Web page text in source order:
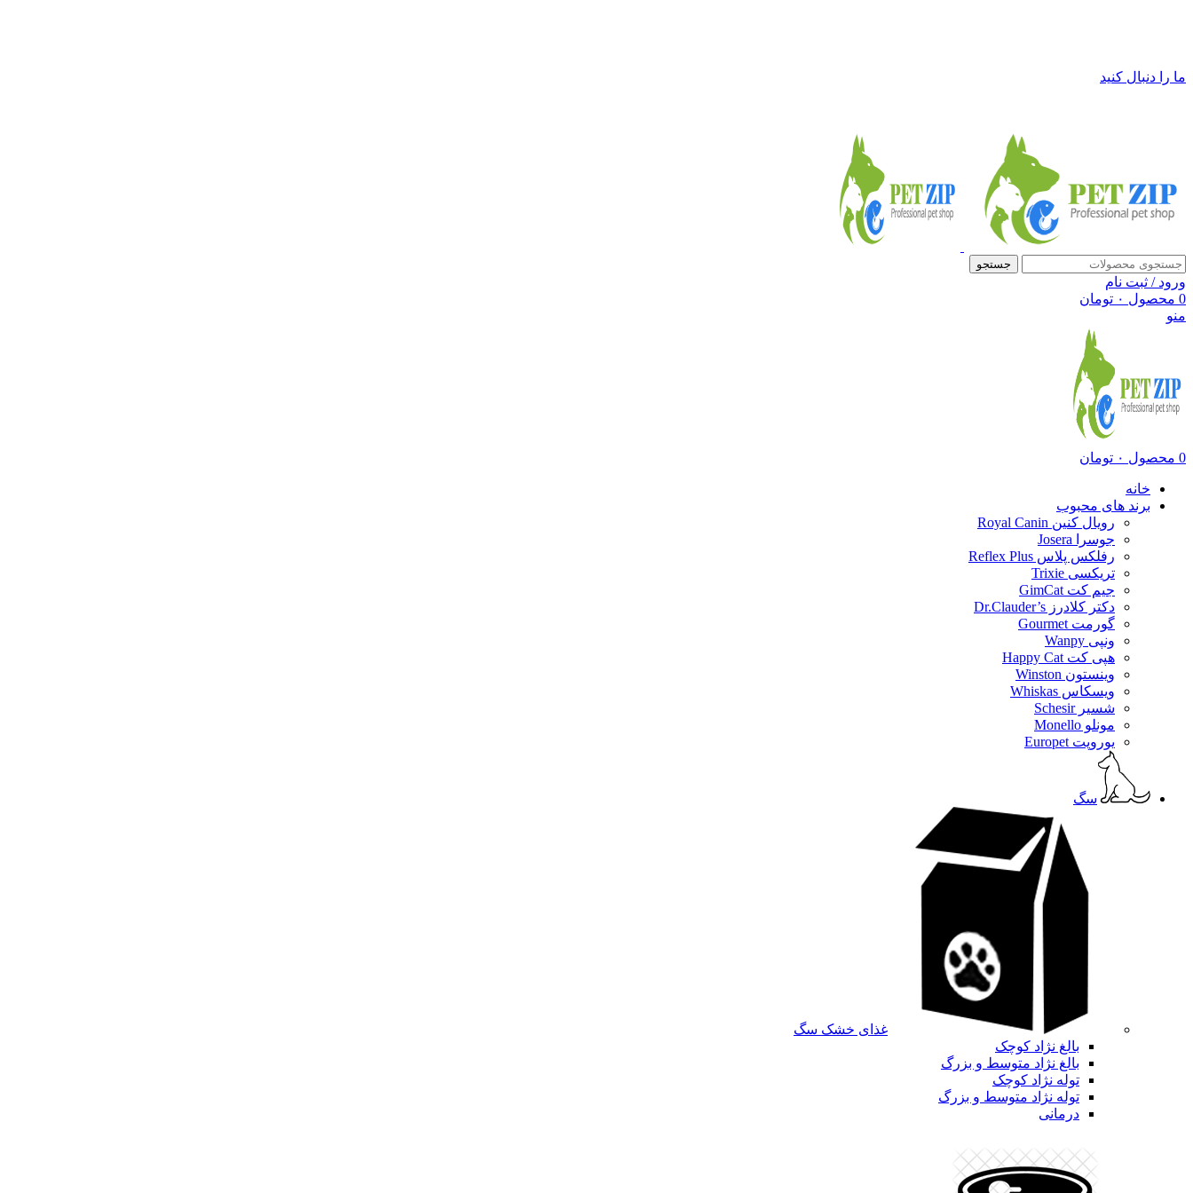
ما را دنبال کنید
جستجو
ورود / ثبت نام
0 محصول ۰ تومان
منو
0 محصول ۰ تومان
خانه
برند های محبوب
رویال کنین Royal Canin
جوسرا Josera
رفلکس پلاس Reflex Plus
تریکسی Trixie
جیم کت GimCat
دکتر کلادرز Dr.Clauder’s
گورمت Gourmet
ونپی Wanpy
هپی کت Happy Cat
وینستون Winston
ویسکاس Whiskas
شسیر Schesir
مونلو Monello
یوروپت Europet
سگ
غذای خشک سگ
بالغ نژاد کوچک
بالغ نژاد متوسط و بزرگ
توله نژاد کوچک
توله نژاد متوسط و بزرگ
درمانی